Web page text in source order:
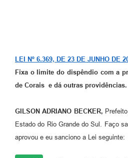
LEI Nº 6.369, DE 23 DE JUNHO DE
Fixa o limite do dispêndio com a
de Corais e dá outras providências.
GILSON ADRIANO BECKER,
Estado do Rio Grande do Sul. Faço
aprovou e eu sanciono a Lei seguinte: